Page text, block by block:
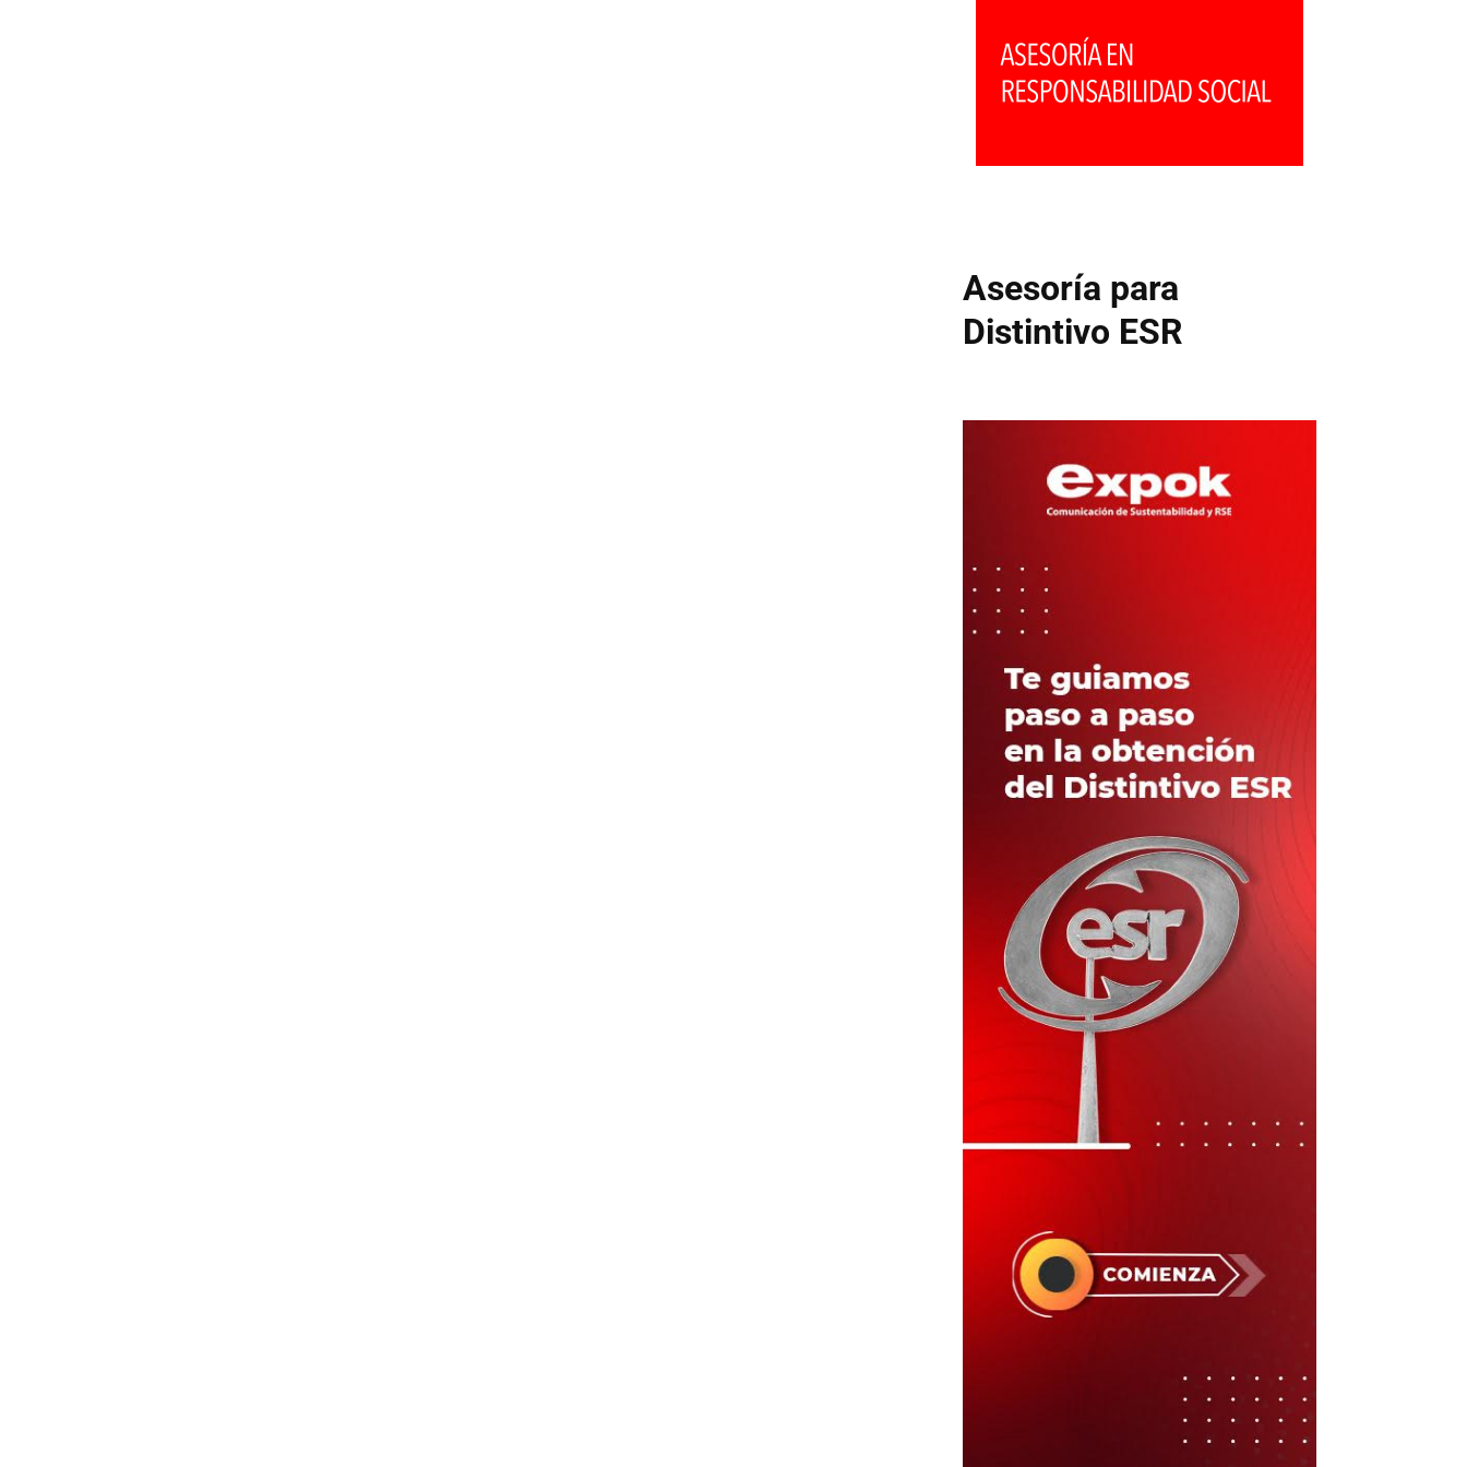
Asesoría para
Distintivo ESR